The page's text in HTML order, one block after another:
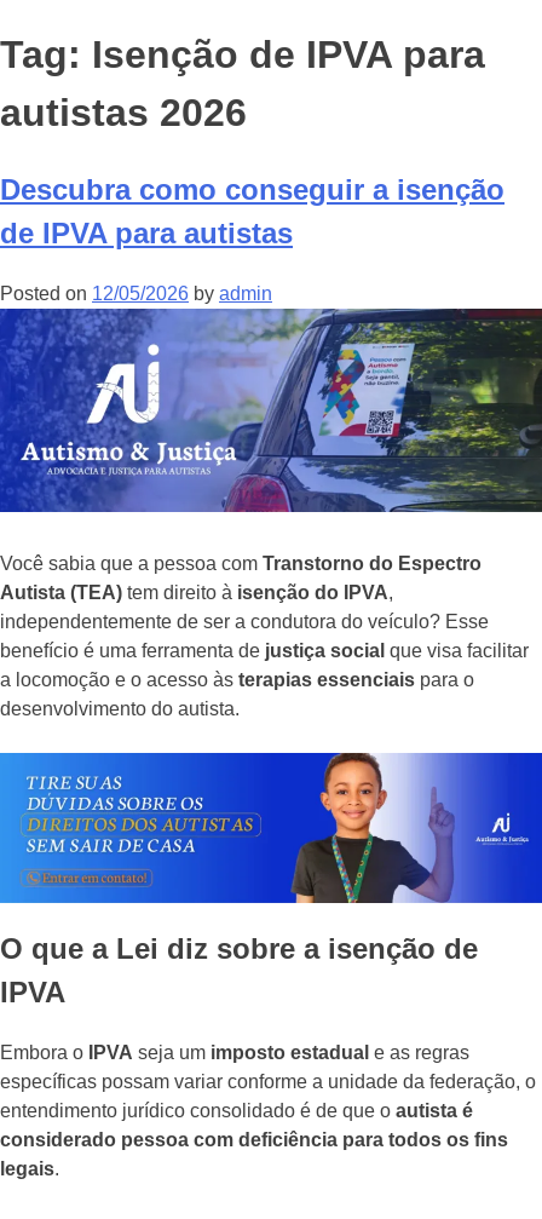
Tag: Isenção de IPVA para
autistas 2026
Descubra como conseguir a isenção
de IPVA para autistas
Posted on 12/05/2026 by admin
Você sabia que a pessoa com Transtorno do Espectro
Autista (TEA) tem direito à isenção do IPVA,
independentemente de ser a condutora do veículo? Esse
benefício é uma ferramenta de justiça social que visa facilitar
a locomoção e o acesso às terapias essenciais para o
desenvolvimento do autista.
O que a Lei diz sobre a isenção de
IPVA
Embora o IPVA seja um imposto estadual e as regras
específicas possam variar conforme a unidade da federação, o
entendimento jurídico consolidado é de que o autista é
considerado pessoa com deficiência para todos os fins
legais.